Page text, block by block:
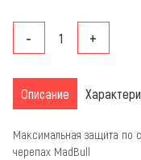
- +
Описание
Максимальная защита по
черепах MadBull